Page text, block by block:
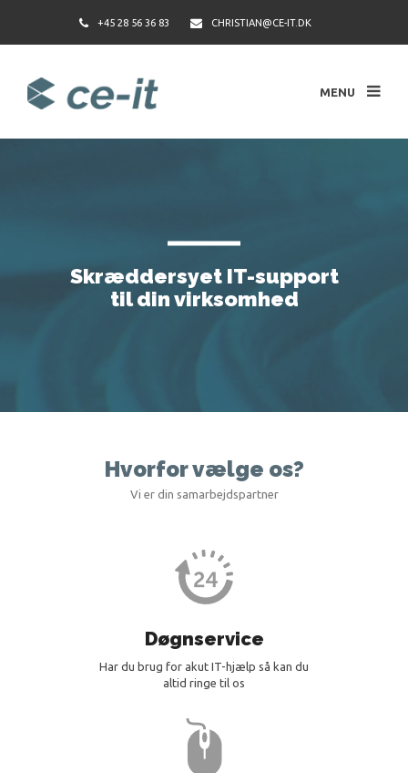
+45 28 56 36 83 CHRISTIAN@CE-IT.DK
MENU
Skræddersyet IT-support
til din virksomhed
Hvorfor vælge os?
Vi er din samarbejdspartner
Døgnservice
Har du brug for akut IT-hjælp så kan du
altid ringe til os